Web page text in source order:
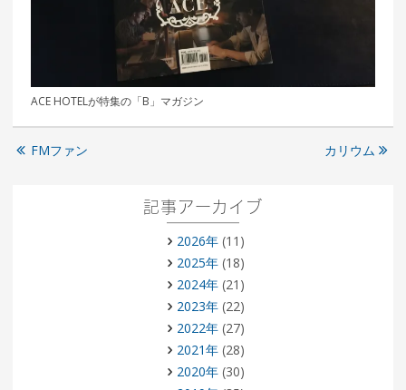
ACE HOTELが特集の「B」マガジン
FMファン カリウム
記事アーカイブ
2026年(11)
2025年(18)
2024年(21)
2023年(22)
2022年(27)
2021年(28)
2020年(30)